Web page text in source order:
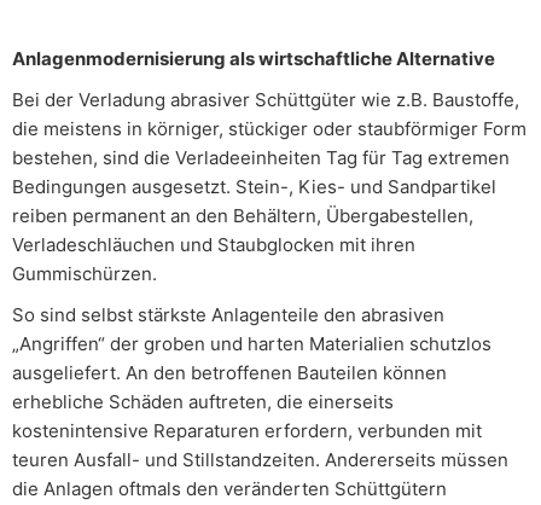
Anlagenmodernisierung als wirtschaftliche Alternative
Bei der Verladung abrasiver Schüttgüter wie z.B. Baustoffe,
die meistens in körniger, stückiger oder staubförmiger Form
bestehen, sind die Verladeeinheiten Tag für Tag extremen
Bedingungen ausgesetzt. Stein-, Kies- und Sandpartikel
reiben permanent an den Behältern, Übergabestellen,
Verladeschläuchen und Staubglocken mit ihren
Gummischürzen.
So sind selbst stärkste Anlagenteile den abrasiven
„Angriffen“ der groben und harten Materialien schutzlos
ausgeliefert. An den betroffenen Bauteilen können
erhebliche Schäden auftreten, die einerseits
kostenintensive Reparaturen erfordern, verbunden mit
teuren Ausfall- und Stillstandzeiten. Andererseits müssen
die Anlagen oftmals den veränderten Schüttgütern